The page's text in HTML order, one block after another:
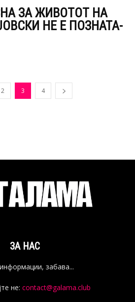
ЗА ЖИВОТОТ НА
НЕ Е ПОЗНАТА-
2 3 4
ЗА НАС
забава...
не: contact@galama.club